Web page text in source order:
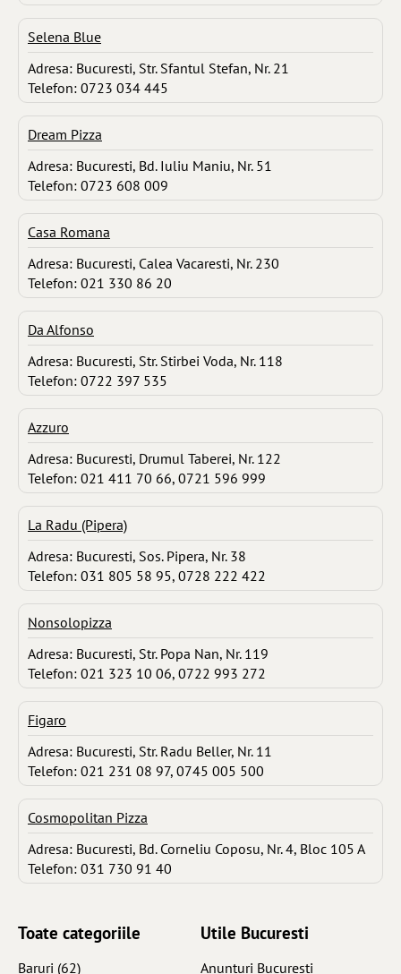
Selena Blue
Adresa: Bucuresti, Str. Sfantul Stefan, Nr. 21
Telefon: 0723 034 445
Dream Pizza
Adresa: Bucuresti, Bd. Iuliu Maniu, Nr. 51
Telefon: 0723 608 009
Casa Romana
Adresa: Bucuresti, Calea Vacaresti, Nr. 230
Telefon: 021 330 86 20
Da Alfonso
Adresa: Bucuresti, Str. Stirbei Voda, Nr. 118
Telefon: 0722 397 535
Azzuro
Adresa: Bucuresti, Drumul Taberei, Nr. 122
Telefon: 021 411 70 66, 0721 596 999
La Radu (Pipera)
Adresa: Bucuresti, Sos. Pipera, Nr. 38
Telefon: 031 805 58 95, 0728 222 422
Nonsolopizza
Adresa: Bucuresti, Str. Popa Nan, Nr. 119
Telefon: 021 323 10 06, 0722 993 272
Figaro
Adresa: Bucuresti, Str. Radu Beller, Nr. 11
Telefon: 021 231 08 97, 0745 005 500
Cosmopolitan Pizza
Adresa: Bucuresti, Bd. Corneliu Coposu, Nr. 4, Bloc 105 A
Telefon: 031 730 91 40
Toate categoriile
Baruri (62)
Utile Bucuresti
Anunturi Bucuresti